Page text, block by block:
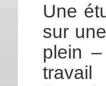
Une
sur
plein